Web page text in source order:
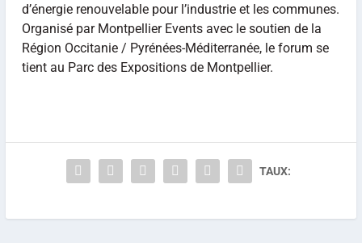
d’énergie renouvelable pour l’industrie et les communes.
Organisé par Montpellier Events avec le soutien de la
Région Occitanie / Pyrénées-Méditerranée, le forum se
tient au Parc des Expositions de Montpellier.
TAUX: